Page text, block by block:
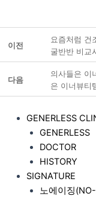
이전
요즘처럼 건
굴반반 비교
다음
의사들은 이
은 이너뷰티
GENERLESS
GENERLESS
DOCTOR
HISTORY
SIGNATURE
노에이징